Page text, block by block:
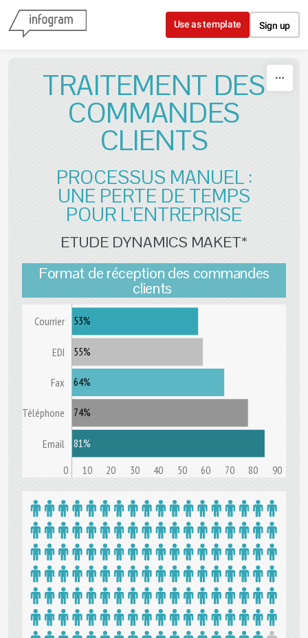
Skip to content
Use as template Sign up
TRAITEMENT DES
COMMANDES
CLIENTS
PROCESSUS MANUEL :
UNE PERTE DE TEMPS
POUR L'ENTREPRISE
ETUDE DYNAMICS MAKET*
Format de réception des commandes
clients
Courrier
EDI
Fax
Téléphone
Email
0 10 20 30 40 50 60 70 80 90
53%
55%
64%
74%
81%